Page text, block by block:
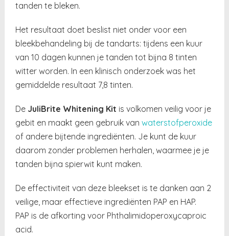
tanden te bleken.
Het resultaat doet beslist niet onder voor een
bleekbehandeling bij de tandarts: tijdens een kuur
van 10 dagen kunnen je tanden tot bijna 8 tinten
witter worden. In een klinisch onderzoek was het
gemiddelde resultaat 7,8 tinten.
De JuliBrite Whitening Kit is volkomen veilig voor je
gebit en maakt geen gebruik vanwaterstofperoxide
of andere bijtende ingrediënten. Je kunt de kuur
daarom zonder problemen herhalen, waarmee je je
tanden bijna spierwit kunt maken.
De effectiviteit van deze bleekset is te danken aan 2
veilige, maar effectieve ingrediënten PAP en HAP.
PAP is de afkorting voor Phthalimidoperoxycaproic
acid.